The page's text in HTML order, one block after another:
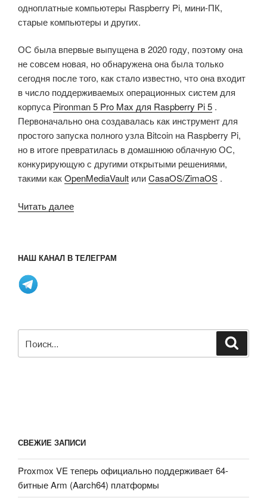
одноплатные компьютеры Raspberry Pi, мини-ПК,
старые компьютеры и других.
ОС была впервые выпущена в 2020 году, поэтому она
не совсем новая, но обнаружена она была только
сегодня после того, как стало известно, что она входит
в число поддерживаемых операционных систем для
корпусаPironman 5 Pro Max для Raspberry Pi 5 .
Первоначально она создавалась как инструмент для
простого запуска полного узла Bitcoin на Raspberry Pi,
но в итоге превратилась в домашнюю облачную ОС,
конкурирующую с другими открытыми решениями,
такими какOpenMediaVault илиCasaOS/ZimaOS .
Читать далее«UmbrelOS
облачная
с
НАШ КАНАЛ В ТЕЛЕГРАМ
СВЕЖИЕ ЗАПИСИ
Proxmox VE теперь официально поддерживает 64-
битные Arm (Aarch64) платформы